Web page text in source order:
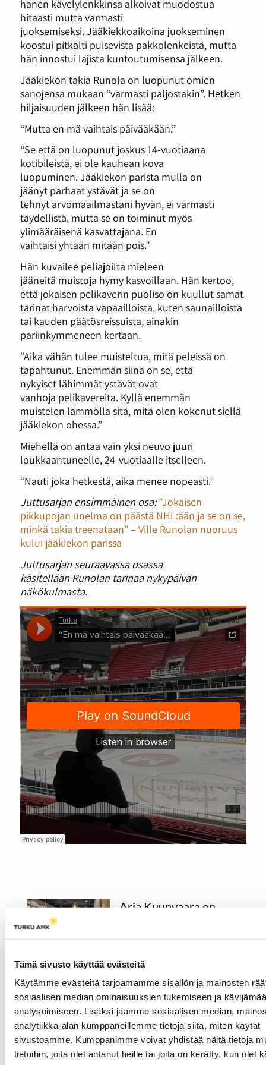
Tämä sivusto käyttää evästeitä
Käytämme evästeitä tarjoamamme sisällön ja mainosten
sosiaalisen median ominaisuuksien tukemiseen ja
analysoimiseen. Lisäksi jaamme sosiaalisen median,
analytiikka-alan kumppaneillemme tietoja siitä, miten käytät
sivustoamme. Kumppanimme voivat yhdistää näitä tietoja
tietoihin, joita olet antanut heille tai joita on kerätty, kun olet
hänen kävelylenkkinsä alkoivat muodostua
hitaasti mutta varmasti
juoksemiseksi. Jääkiekkoaikoina juokseminen
koostui pitkälti puisevista pakkolenkeistä, mutta
hän innostui lajista kuntoutumisensa jälkeen.
Jääkiekon takia Runola on luopunut omien
sanojensa mukaan “varmasti paljostakin”. Hetken
hiljaisuuden jälkeen hän lisää:
“Mutta en mä vaihtais päivääkään.”
“Se että on luopunut joskus 14-vuotiaana
kotibileistä, ei ole kauhean kova
luopuminen. Jääkiekon parista mulla on
jäänyt parhaat ystävät ja se on
tehnyt arvomaailmastani hyvän, ei varmasti
täydellistä, mutta se on toiminut myös
ylimääräisenä kasvattajana. En
vaihtaisi yhtään mitään pois.”
Hän kuvailee peliajoilta mieleen
jääneitä muistoja hymy kasvoillaan. Hän kertoo,
että jokaisen pelikaverin puoliso on kuullut samat
tarinat harvoista vapaailloista, kuten saunailloista
tai kauden päätösreissuista, ainakin
pariinkymmeneen kertaan.
“Aika vähän tulee muisteltua, mitä peleissä on
tapahtunut. Enemmän siinä on se, että
nykyiset lähimmät ystävät ovat
vanhoja pelikavereita. Kyllä enemmän
muistelen lämmöllä sitä, mitä olen kokenut siellä
jääkiekon ohessa.”
Miehellä on antaa vain yksi neuvo juuri
loukkaantuneelle, 24-vuotiaalle itselleen.
“Nauti joka hetkestä, aika menee nopeasti.”
Juttusarjan ensimmäinen osa: ”Jokaisen
pikkupojan unelma on päästä NHL:ään ja se on se,
minkä takia treenataan” – Ville Runolan nuoruus
kului jääkiekon parissa
Juttusarjan seuraavassa osassa
käsitellään Runolan tarinaa nykypäivän
näkökulmasta.
Aria Kuunvaara on
osaa raivata miinoja
Miinanraivaaja ja runoilija
eivät ole ominaisuuksia,
joiden ajattelisi yhdistyvän
samassa ihmisessä. Aria
Kuunvaara on kuitenkin
näitä molempia.